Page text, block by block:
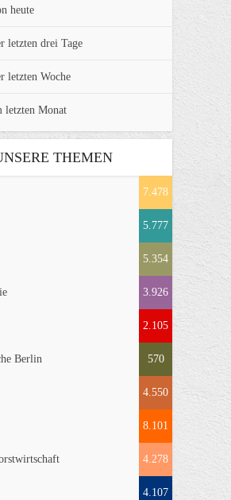
heute
letzten drei Tage
letzten Woche
letzten Monat
THEMEN
7.478
5.777
5.354
3.926
2.105
Berlin 570
4.550
8.101
4.278
4.107